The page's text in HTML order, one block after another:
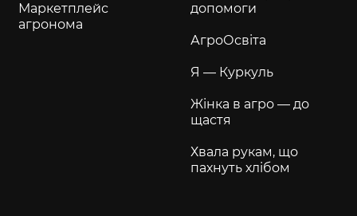
Маркетплейс
агронома
допомоги
АгроОсвіта
Я — Куркуль
Жінка в агро — до
щастя
Хвала рукам, що
пахнуть хлібом